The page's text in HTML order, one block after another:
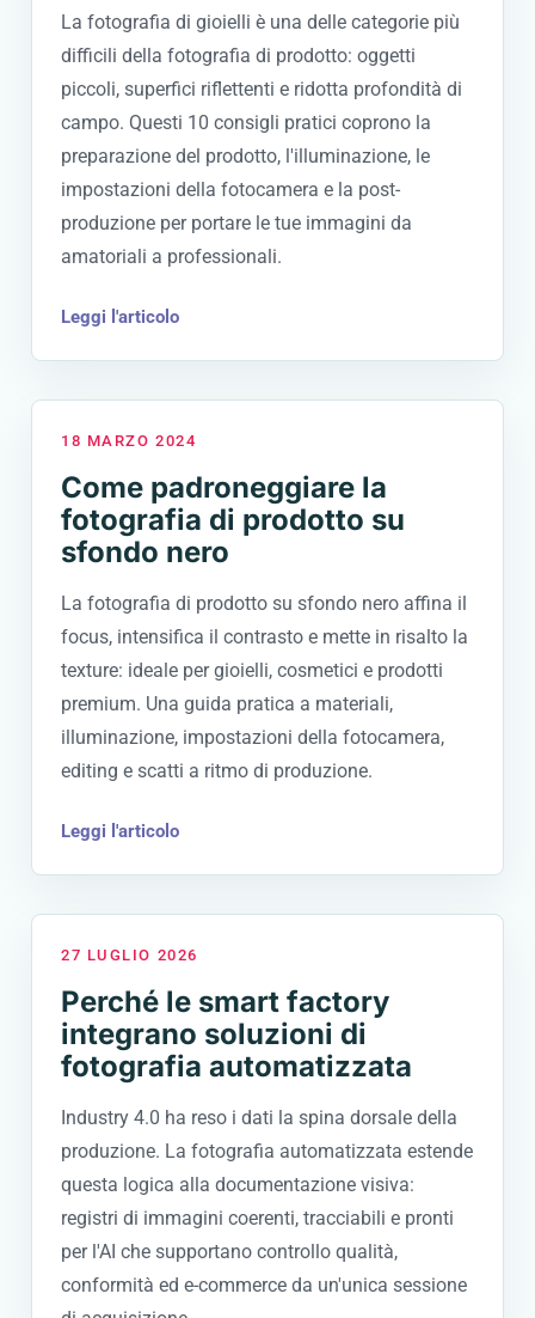
La fotografia di gioielli è una delle categorie più
difficili della fotografia di prodotto: oggetti
piccoli, superfici riflettenti e ridotta profondità di
campo. Questi 10 consigli pratici coprono la
preparazione del prodotto, l'illuminazione, le
impostazioni della fotocamera e la post-
produzione per portare le tue immagini da
amatoriali a professionali.
Leggi l'articolo
18 MARZO 2024
Come padroneggiare la
fotografia di prodotto su
sfondo nero
La fotografia di prodotto su sfondo nero affina il
focus, intensifica il contrasto e mette in risalto la
texture: ideale per gioielli, cosmetici e prodotti
premium. Una guida pratica a materiali,
illuminazione, impostazioni della fotocamera,
editing e scatti a ritmo di produzione.
Leggi l'articolo
27 LUGLIO 2026
Perché le smart factory
integrano soluzioni di
fotografia automatizzata
Industry 4.0 ha reso i dati la spina dorsale della
produzione. La fotografia automatizzata estende
questa logica alla documentazione visiva:
registri di immagini coerenti, tracciabili e pronti
per l'AI che supportano controllo qualità,
conformità ed e-commerce da un'unica sessione